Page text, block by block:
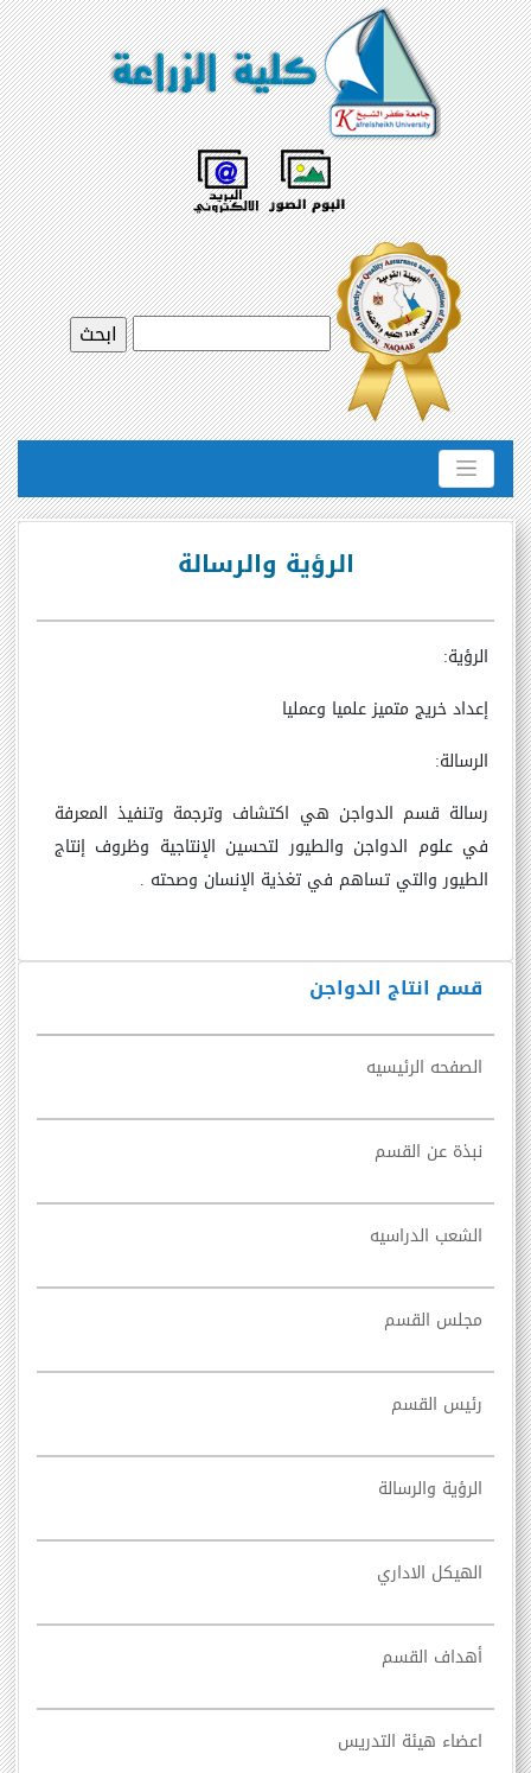
قسم انتاج الدواجن
الصفحه الرئيسيه
نبذة عن القسم
الشعب الدراسيه
مجلس القسم
رئيس القسم
الرؤية والرسالة
الهيكل الاداري
أهداف القسم
اعضاء هيئة التدريس
الرؤية والرسالة
الرؤية:
إعداد خريج متميز علميا وعمليا
الرسالة:
رسالة قسم الدواجن هي اكتشاف وترجمة وتنفيذ المعرفة
في علوم الدواجن والطيور لتحسين الإنتاجية وظروف إنتاج
الطيور والتي تساهم في تغذية الإنسان وصحته .